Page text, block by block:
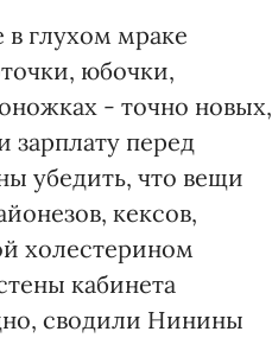
в глухом мраке
юбочки,
- точно новых,
зарплату перед
убедить, что вещи
кексов,
холестерином
кабинета
сводили Нинины